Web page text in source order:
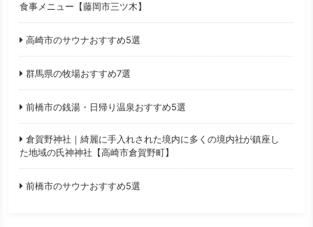
食事メニュー【藤岡市三ツ木】
高崎市のサウナおすすめ5選
群馬県の牧場おすすめ7選
前橋市の銭湯・日帰り温泉おすすめ5選
倉賀野神社｜綺麗に手入れされた境内に多くの境内社が鎮座し
た地域の氏神神社【高崎市倉賀野町】
前橋市のサウナおすすめ5選